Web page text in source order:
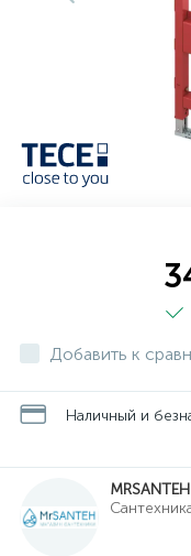
Добавить к
Наличный и
MRSANTEH